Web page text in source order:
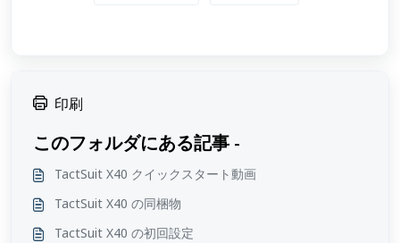
印刷
このフォルダにある記事 -
TactSuit X40 クイックスタート動画
TactSuit X40 の同梱物
TactSuit X40 の初回設定